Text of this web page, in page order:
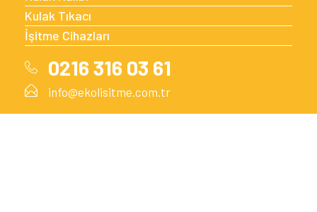
Kulak Tıkacı
İşitme Cihazları
0216 316 03 61
info@ekolisitme.com.tr